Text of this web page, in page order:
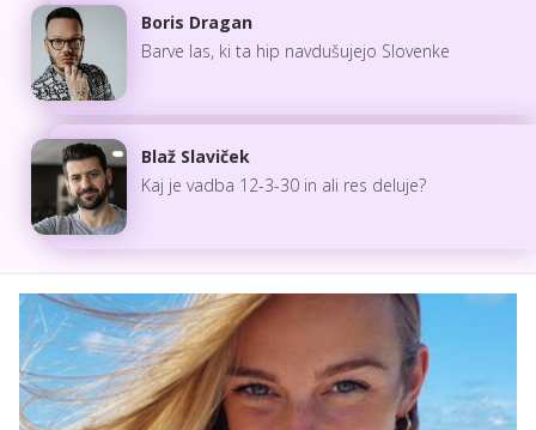
Boris Dragan
Barve las, ki ta hip navdušujejo Slovenke
Blaž Slaviček
Kaj je vadba 12-3-30 in ali res deluje?